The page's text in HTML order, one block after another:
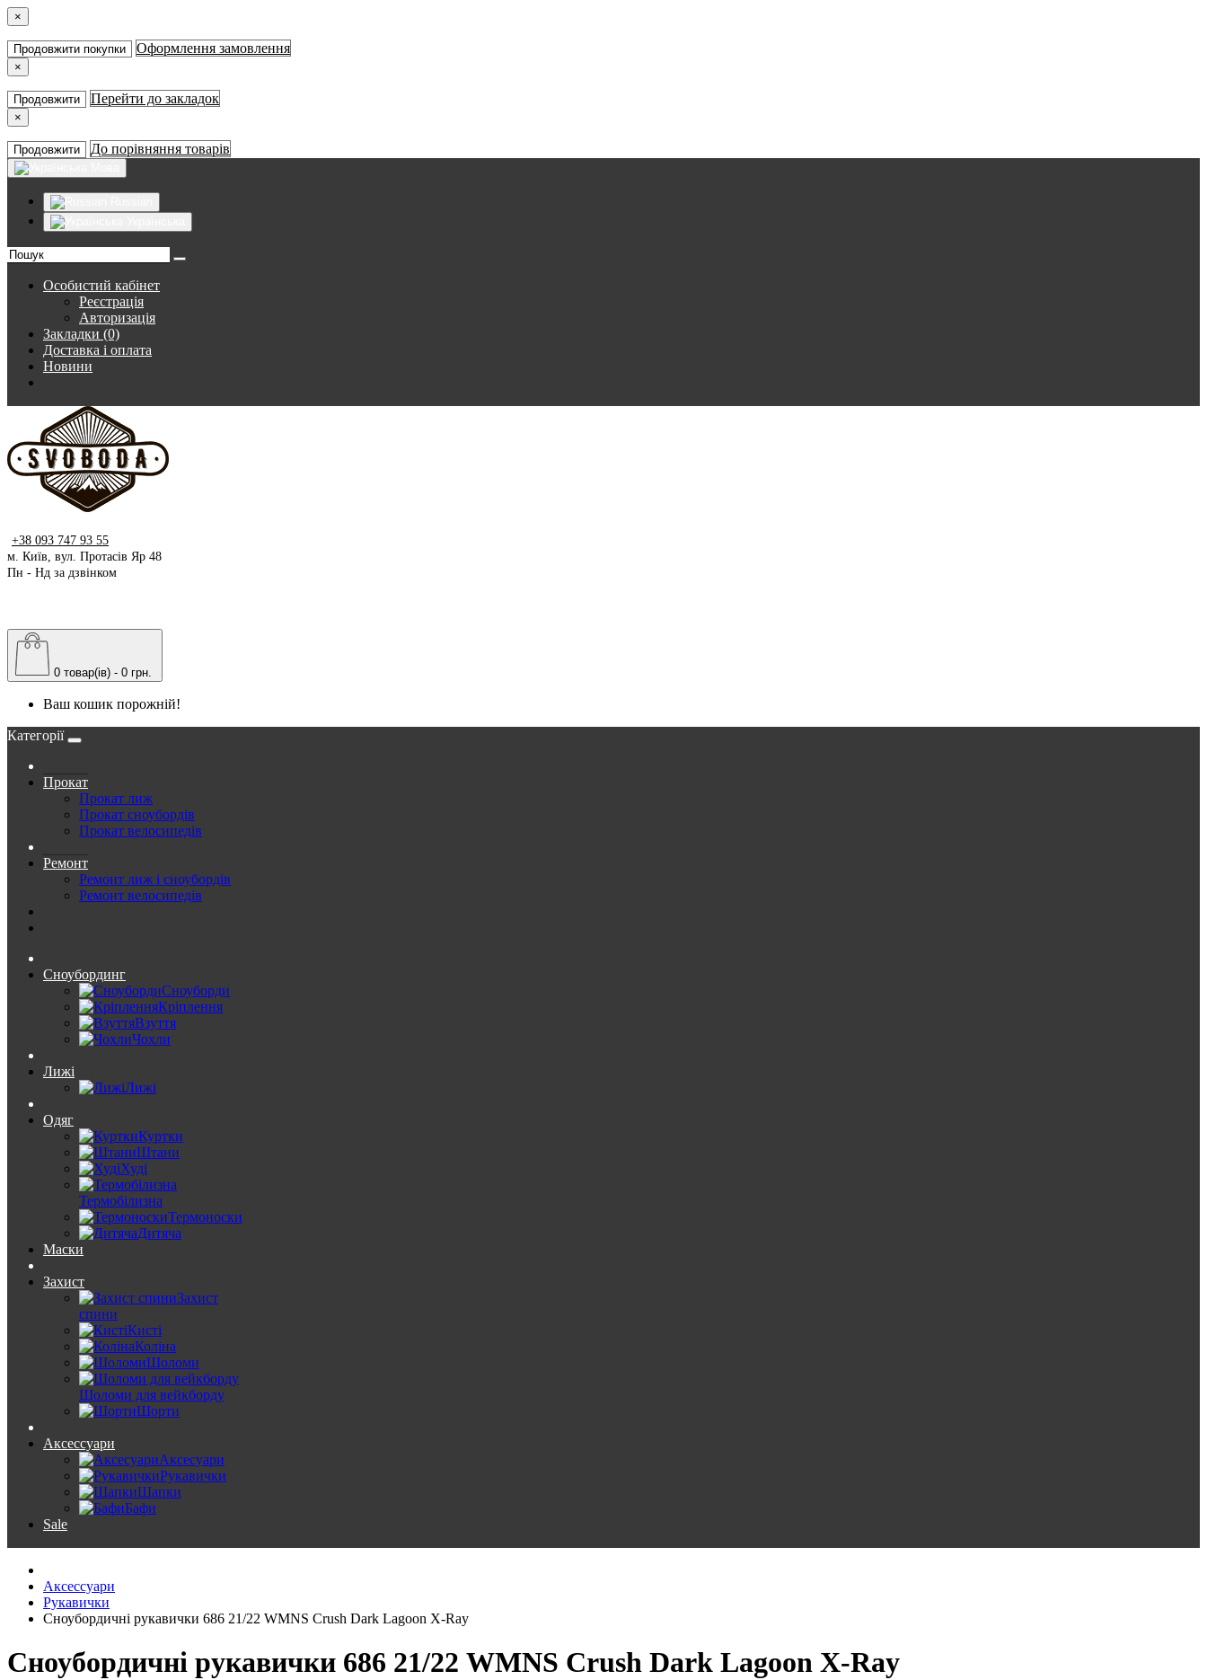
×
Продовжити покупки Оформлення замовлення
×
Продовжити Перейти до закладок
×
Продовжити До порівняння товарів
Особистий кабінет
Реєстрація
Авторизація
Закладки (0)
Доставка і оплата
Новини
+38 093 747 93 55
м. Київ, вул. Протасів Яр 48
Пн - Нд за дзвінком
0 товар(ів) - 0 грн.
Ваш кошик порожній!
Категорії
Прокат
Прокат лиж
Прокат сноубордів
Прокат велосипедів
Ремонт
Ремонт лиж і сноубордів
Ремонт велосипедів
Сноубординг
Сноуборди
Кріплення
Взуття
Чохли
Лижі
Лижі
Одяг
Куртки
Штани
Худі
Термобілизна
Термоноски
Дитяча
Маски
Захист
Захист
спини
Кисті
Коліна
Шоломи
Шоломи для вейкборду
Шорти
Аксессуари
Аксесуари
Рукавички
Шапки
Бафи
Sale
Аксессуари
Рукавички
Сноубордичні рукавички 686 21/22 WMNS Crush Dark Lagoon X-Ray
Сноубордичні рукавички 686 21/22 WMNS Crush Dark Lagoon X-Ray